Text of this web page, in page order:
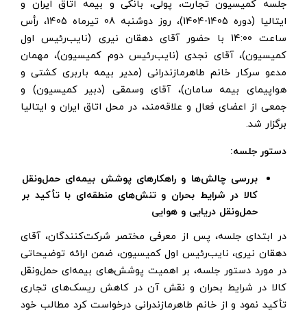
جلسه کمیسیون تجارت، پولی، بانکی و بیمه اتاق ایران و
ایتالیا (دوره 1405-1404)، روز دوشنبه 08 تیرماه 1405، رأس
ساعت 14:00 با حضور آقای دهقان نیری (نایب‌رئیس اول
کمیسیون)، آقای نجدی (نایب‌رئیس دوم کمیسیون)، مهمان
مدعو سرکار خانم طاهرمازندرانی (مدیر بیمه باربری کشتی و
هواپیمای بیمه سامان)، آقای وسمقی (دبیر کمیسیون) و
جمعی از اعضای فعال و علاقه‌مند، در محل اتاق ایران و ایتالیا
برگزار شد.
دستور جلسه:
بررسی چالش‌ها و راهکارهای پوشش بیمه‌ای حمل‌ونقل
کالا در شرایط بحران و تنش‌های منطقه‌ای با تأکید بر
حمل‌ونقل دریایی و هوایی
در ابتدای جلسه، پس از معرفی مختصر شرکت‌کنندگان، آقای
دهقان نیری، نایب‌رئیس اول کمیسیون، ضمن ارائه توضیحاتی
در مورد دستور جلسه، بر اهمیت پوشش‌های بیمه‌ای حمل‌ونقل
کالا در شرایط بحران و نقش آن در کاهش ریسک‌های تجاری
تأکید نمود و از خانم طاهرمازندرانی درخواست کرد مطالب خود